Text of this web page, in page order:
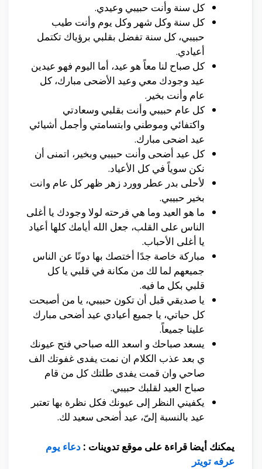
كل سنة وأنت حبيبي وعيدي.
كل سنة وكل شهر وكل يوم وأنت طيب
حبيبي، كل سنة تفضل بقلبي برؤياك تكتمل
أعيادي.
كل صباح لنا معاً هو عيد، أما اليوم فهو عيدين
عيد وجودك معي وعيد الأضحى مبارك، كل
عام وأنت بخير.
كل عام حبيبي وأنت بقلبي وسعادتي
واكتفائي وموطني وابتسامتي وأجمل أشيائي
عيد اضحى مبارك.
كل عيد أضحى وأنت حبيبي وبخير، اتمنى أن
نكن سوياً في كل الأعياد.
لأحلى بدر عطر وورد زهر ظهر كل عام وانت
بخير حبيبي.
ما هو العيد وما هي فرحته لولا وجودك يا أغلى
الناس على القلب، جعل الله أيامك كلها أعياد
يا أغلى الأحباب.
مباركة خاصة جدًا أختصك بها دونًا عن الناس
جميعهم لما لك من مكانة في قلبي يا كل
قلبي بكل ما فيه.
يا صديقي قبل أن تكون حبيبي، يا من أصبحت
كل حياتي، يا جميع أعيادي عيد أضحى مبارك
علينا جميعاً.
يسعد صباحك و اسعد الله صباحي فتح عيونك
ي بعد عذب الكلام ان نمت يفدى غفوتك الف
صاحي وان قمت يفدى طلتك كل من قام
صباح العيد لقلبك حبيبي.
يكفيني النظر إلى عيونك فكل نظرة بها تعتبر
عيد بالنسبة إلىّ، عيد أضحى سعيد لك.
يمكنك أيضا قراءة على موقع تدوينات : دعاء يوم
عرفه تويتر